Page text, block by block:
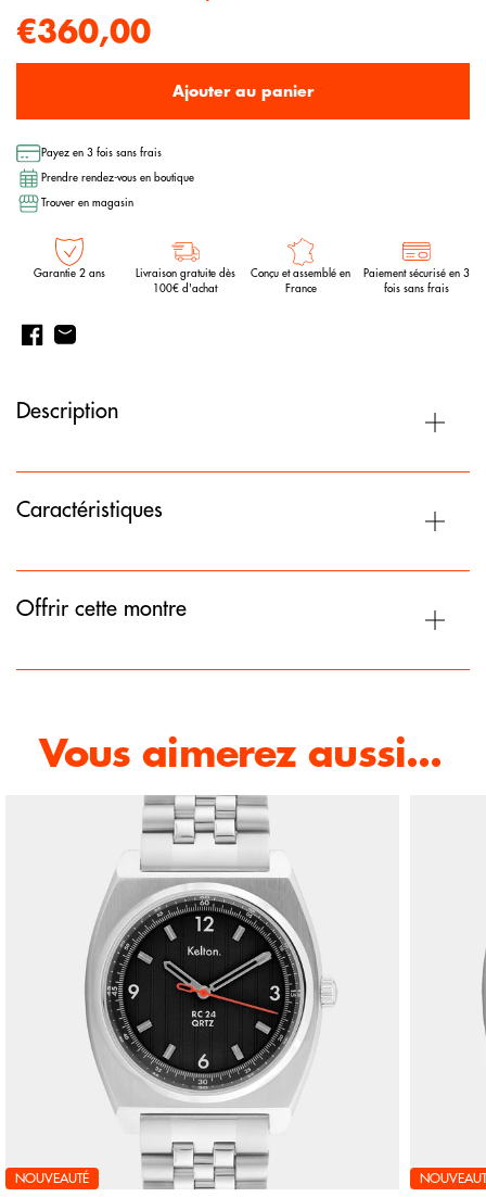
€360,00
Ajouter au panier
Payez en 3 fois sans frais
Prendre rendez-vous en boutique
Trouver en magasin
Garantie 2 ans
Livraison gratuite dès
100€ d'achat
Conçu et assemblé en
France
Paiement sécurisé en 3
fois sans frais
Description
Caractéristiques
Offrir cette montre
Vous aimerez aussi...
NOUVEAUTÉ